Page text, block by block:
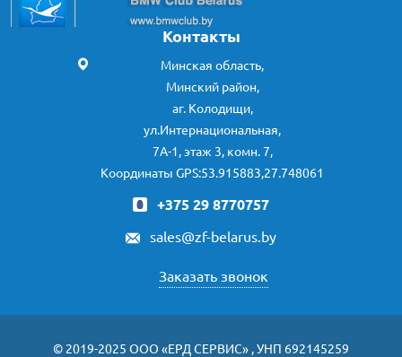
Контакты
Минская область,
Минский район,
аг. Колодищи,
ул.Интернациональная,
7А-1, этаж 3, комн. 7,
Координаты GPS:53.915883,27.748061
+375 29 8770757
sales@zf-belarus.by
Заказать звонок
© 2019-2025 ООО «ЕРД СЕРВИС» , УНП 692145259